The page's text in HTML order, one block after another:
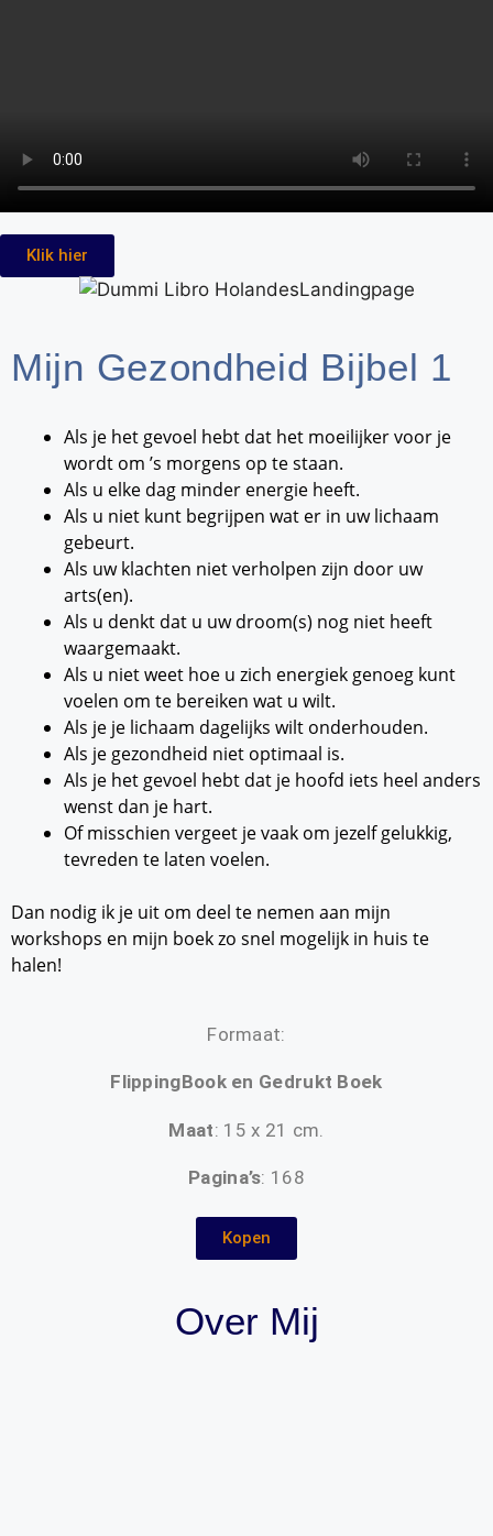
Klik hier
Mijn Gezondheid Bijbel 1
Als je het gevoel hebt dat het moeilijker voor je
wordt om ’s morgens op te staan.
Als u elke dag minder energie heeft.
Als u niet kunt begrijpen wat er in uw lichaam
gebeurt.
Als uw klachten niet verholpen zijn door uw
arts(en).
Als u denkt dat u uw droom(s) nog niet heeft
waargemaakt.
Als u niet weet hoe u zich energiek genoeg kunt
voelen om te bereiken wat u wilt.
Als je je lichaam dagelijks wilt onderhouden.
Als je gezondheid niet optimaal is.
Als je het gevoel hebt dat je hoofd iets heel anders
wenst dan je hart.
Of misschien vergeet je vaak om jezelf gelukkig,
tevreden te laten voelen.
Dan nodig ik je uit om deel te nemen aan mijn
workshops en mijn boek zo snel mogelijk in huis te
halen!
Formaat:
FlippingBook en Gedrukt Boek
Maat: 15 x 21 cm.
Pagina’s: 168
Kopen
Over Mij